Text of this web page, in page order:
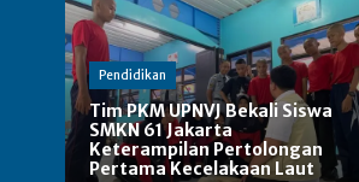
Pendidikan
Tim PKM UPNVJ Bekali Siswa
SMKN 61 Jakarta
Keterampilan Pertolongan
Pertama Kecelakaan Laut